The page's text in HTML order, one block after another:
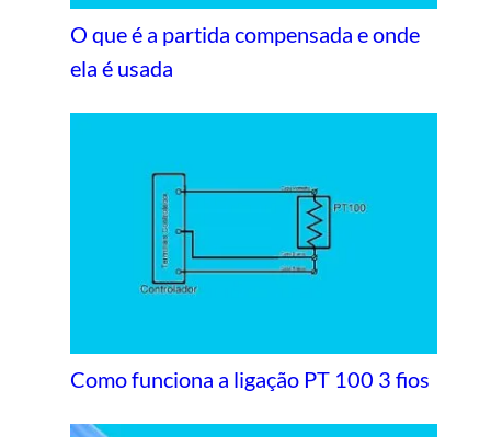
O que é a partida compensada e onde
ela é usada
Como funciona a ligação PT 100 3 fios